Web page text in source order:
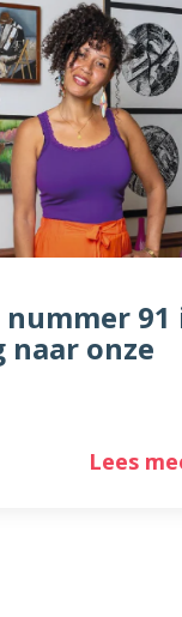
91
naar onze
Lees